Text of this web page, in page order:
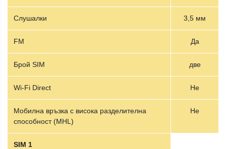
Слушалки 3,5 мм
FM Да
Брой SIM две
Wi-Fi Direct Не
Мобилна връзка с висока разделителна
способност (MHL)
Не
SIM 1